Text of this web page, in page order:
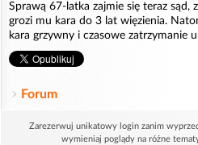
Sprawą 67-latka zajmie się teraz sąd,
grozi mu kara do 3 lat więzienia.
kara grzywny i czasowe zatrzymanie
Forum
Zarezerwuj unikatowy login zanim
wymieniaj poglądy na różne